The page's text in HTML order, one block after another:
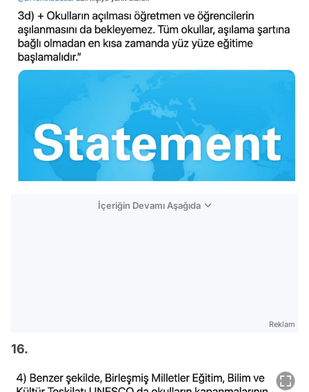
İçeriğin Devamı Aşağıda
Reklam
16.